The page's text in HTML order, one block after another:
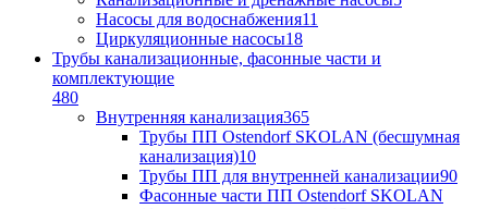
Насосы для водоснабжения11
Циркуляционные насосы18
Трубы канализационные, фасонные части и
комплектующие
480
Внутренняя канализация365
Трубы ПП Ostendorf SKOLAN (бесшумная
канализация)10
Трубы ПП для внутренней канализации90
Фасонные части ПП Ostendorf SKOLAN